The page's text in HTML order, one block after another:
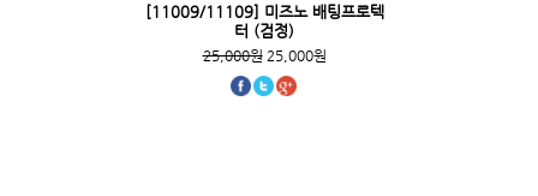
[11009/11109] 미즈노 배팅프로텍
터 (검정)
25,000원25,000원